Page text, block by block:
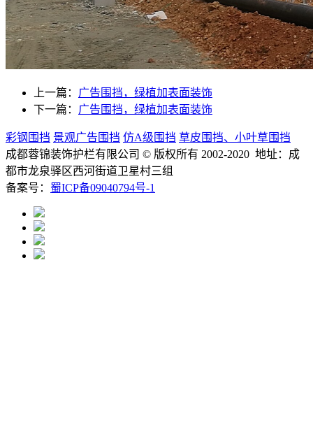
上一篇： 广告围挡，绿植加表面装饰
下一篇： 广告围挡，绿植加表面装饰
彩钢围挡 景观广告围挡 仿A级围挡 草皮围挡、小叶草围挡
成都蓉锦装饰护栏有限公司 © 版权所有 2002-2020 地址：成
都市龙泉驿区西河街道卫星村三组
备案号： 蜀ICP备09040794号-1